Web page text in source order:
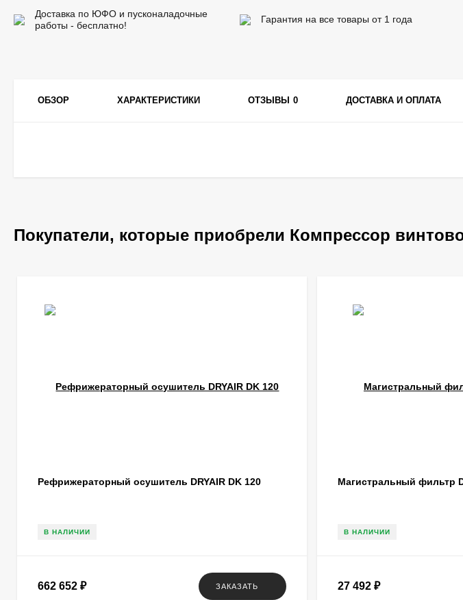
Доставка по ЮФО и пусконаладочные
работы - бесплатно!
Гарантия на все товары от 1 года
ОБЗОР ХАРАКТЕРИСТИКИ ОТЗЫВЫ 0 ДОСТАВКА И ОПЛАТА
Покупатели, которые приобрели Компрессор
Рефрижераторный осушитель DRYAIR DK 120
В НАЛИЧИИ
662 652 ₽ ЗАКАЗАТЬ
Магистральный фильтр
В НАЛИЧИИ
27 492 ₽